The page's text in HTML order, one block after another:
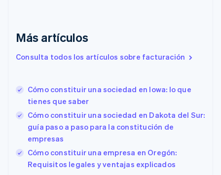
Más artículos
Consulta todos los artículos sobre facturación
Cómo constituir una sociedad en Iowa: lo que
tienes que saber
Cómo constituir una sociedad en Dakota del Sur:
guía paso a paso para la constitución de
empresas
Cómo constituir una empresa en Oregón:
Requisitos legales y ventajas explicados
Eslovaquia
Eslovenia
EspañolEnglish
Estados Unidos
English Español简体中文
English
Finlandia
English Svenska
Francia
Français